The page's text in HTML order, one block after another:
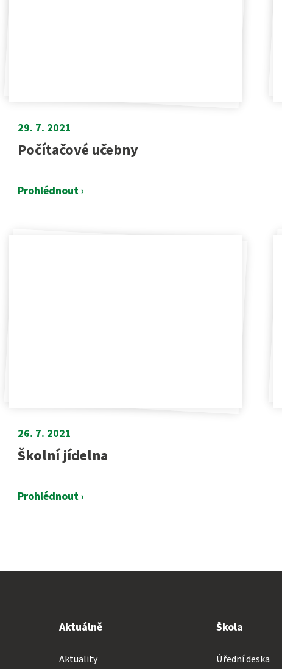
29. 7. 2021
Počítačové učebny
Prohlédnout ›
26. 7. 2021
Školní jídelna
Prohlédnout ›
Aktuálně
Aktuality
Škola
Úřední deska